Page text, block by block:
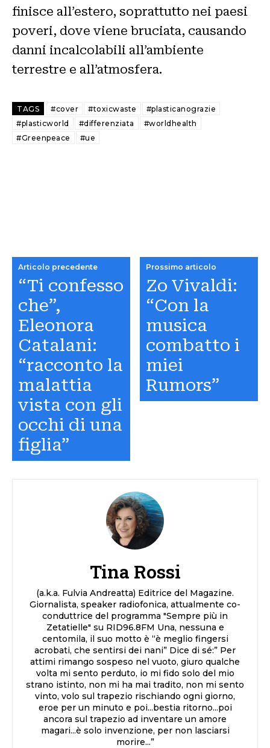
finisce all’estero, soprattutto nei paesi
poveri, dove viene bruciata, causando
danni incalcolabili all’ambiente
terrestre e all’atmosfera.
TAGS #cover #toxicwaste
#plasticanograzie
#plasticworld
#differenziata
#worldhealth
#Greenpeace
#ue
Articolo precedente
“Ti confesso
che”,
Eleonora
Catalani:
“racconto la
malattia
vista con gli
occhi di una
figlia”
Prossimo articolo
Zo Vivaldi:
“Con la
musica
combatto i
miei
Rumors”
Tina Rossi
(a.k.a. Fulvia Andreatta) Editrice del Magazine.
Giornalista, speaker radiofonica, attualmente co-
conduttrice del programma "Sempre più in
Zetatielle" su RID96.8FM Una, nessuna e
centomila, il suo motto è “è meglio fingersi
acrobati, che sentirsi dei nani” Dice di sé:” Per
attimi rimango sospeso nel vuoto, giuro qualche
volta mi sento perduto, io mi fido solo del mio
strano istinto, non mi ha mai tradito, non mi sento
vinto, volo sul trapezio rischiando ogni giorno,
eroe per un minuto e poi...bestia ritorno...poi
ancora sul trapezio ad inventare un amore
magari...è solo invenzione, per non lasciarsi
morire...”